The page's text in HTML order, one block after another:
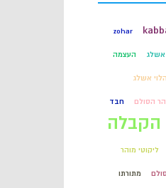
zohar
אשלג העצמה
אשלג
הסולם חבד
ליקוטי מוהר
מתורתו